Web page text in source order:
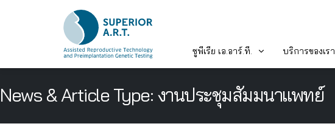
to
ซูพีเรีย เอ.อาร์.ที. บริการของเรา
News & Article Type: งานประชุมสัมมนาแพทย์